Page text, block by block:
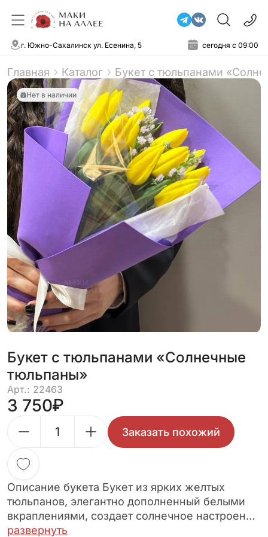
г. Южно-Сахалинск ул. Есенина, 5 сегодня с 09:00
Главная Каталог Букет с тюльпанами
Нет в наличии
Букет с тюльпанами «Солнечные
тюльпаны»
Арт.: 22463
3 750
Заказать похожий
Описание букета Букет из ярких желтых
тюльпанов, элегантно дополненный белыми
вкраплениями, создает солнечное настроение
и символизирует радость и тепло. Нежные
развернуть